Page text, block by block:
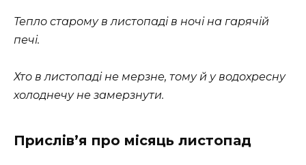
Тепло старому в листопаді в ночі на гарячій
печі.
Хто в листопаді не мерзне, тому й у водохресну
холоднечу не замерзнути.
Прислів’я про місяць листопад